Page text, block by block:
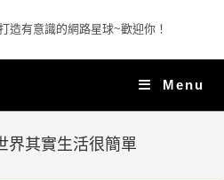
造有意識的網路星球~歡迎你！
Menu
界其實生活很簡單